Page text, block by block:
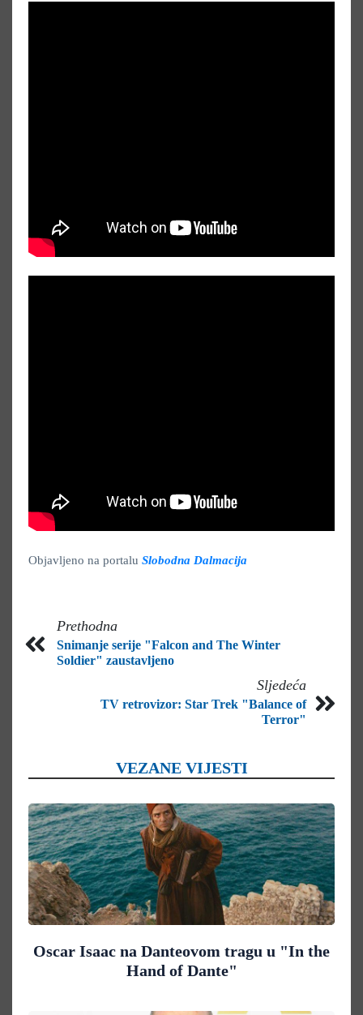
Objavljeno na portalu Slobodna Dalmacija
Prethodna
Snimanje serije "Falcon and The Winter
Soldier" zaustavljeno
Sljedeća
TV retrovizor: Star Trek "Balance of
Terror"
VEZANE VIJESTI
Oscar Isaac na Danteovom tragu u "In the
Hand of Dante"